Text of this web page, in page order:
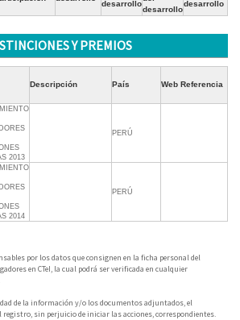
desarrollo
desarrollo
desarrollo
Y PREMIOS
Descripción País Web Referencia
2013
PERÚ
2014
PERÚ
por los datos que consignen en la ficha personal del
en CTeI, la cual podrá ser verificada en cualquier
de la información y/o los documentos adjuntados, el
el registro, sin perjuicio de iniciar las acciones, correspondientes.